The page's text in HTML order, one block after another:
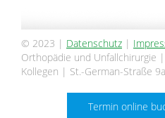
© 2023 | Datenschutz |
Orthopädie und Unfallchirurgie
Kollegen | St.-German-Straße
Termin online